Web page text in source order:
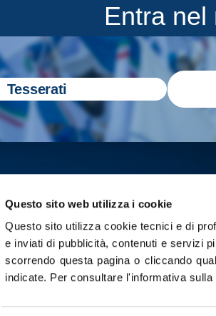
Questo sito web utilizza i cookie
Questo sito utilizza cookie tecnici e di
e inviati di pubblicità, contenuti e servizi
scorrendo questa pagina o cliccando
indicate. Per consultare l'informativa
Entra nel
Tesserati